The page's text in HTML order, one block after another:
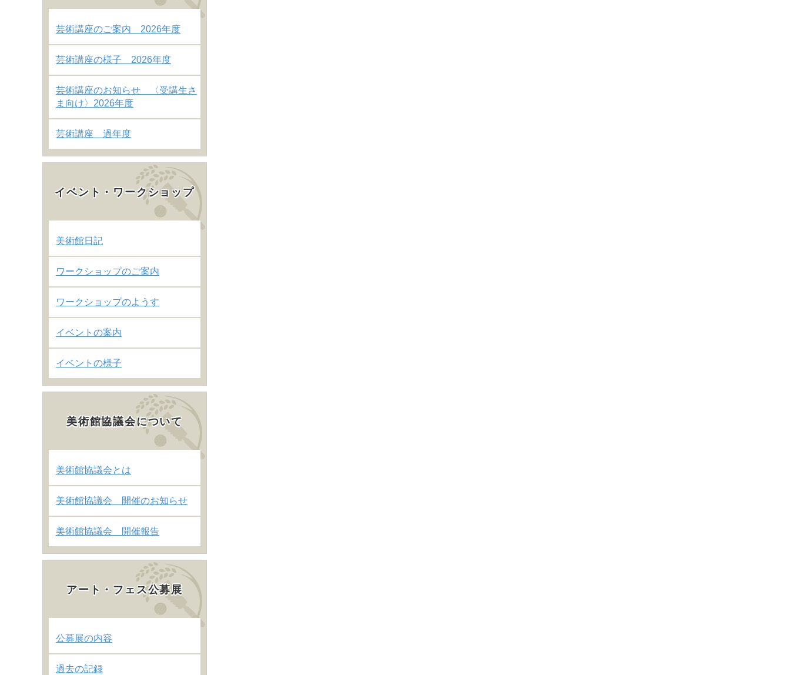
芸術講座のご案内 2026年度
芸術講座の様子 2026年度
芸術講座のお知らせ 〈受講生さ
ま向け〉2026年度
芸術講座 過年度
イベント・ワークショップ
美術館日記
ワークショップのご案内
ワークショップのようす
イベントの案内
イベントの様子
美術館協議会について
美術館協議会とは
美術館協議会 開催のお知らせ
美術館協議会 開催報告
アート・フェス公募展
公募展の内容
過去の記録